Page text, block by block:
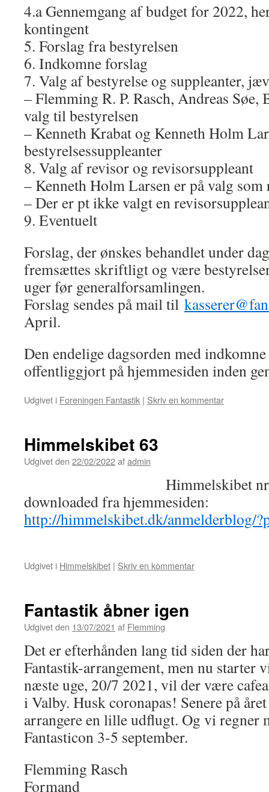
4.a Gennemgang af budget for 2022,
kontingent
5. Forslag fra bestyrelsen
6. Indkomne forslag
7. Valg af bestyrelse og suppleanter,
– Flemming R. P. Rasch, Andreas
valg til bestyrelsen
– Kenneth Krabat og Kenneth Holm
bestyrelsessuppleanter
8. Valg af revisor og revisorsuppleant
– Kenneth Holm Larsen er på valg som
– Der er pt ikke valgt en
9. Eventuelt
Forslag, der ønskes behandlet under
fremsættes skriftligt og være
uger før generalforsamlingen.
Forslag sendes på mail til
April.
Den endelige dagsorden med
offentliggjort på hjemmesiden inden
Udgivet i Foreningen Fantastik | Skriv en kommentar
Himmelskibet 63
Udgivet den 22/02/2022afadmin
Himmelskibet
downloaded fra hjemmesiden:
http://himmelskibet.dk/anmelderblog/
Udgivet i Himmelskibet | Skriv en kommentar
Fantastik åbner igen
Udgivet den 13/07/2021 af Flemming
Det er efterhånden lang tid siden der
Fantastik-arrangement, men nu starter
næste uge, 20/7 2021, vil der være
i Valby. Husk coronapas! Senere på
arrangere en lille udflugt. Og vi regner
Fantasticon 3-5 september.
Flemming Rasch
Formand